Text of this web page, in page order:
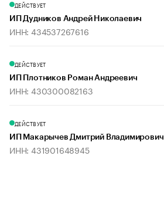
ДЕЙСТВУЕТ
ИП Дудников Андрей Николаевич
ИНН: 434537267616
ДЕЙСТВУЕТ
ИП Плотников Роман Андреевич
ИНН: 430300082163
ДЕЙСТВУЕТ
ИП Макарычев Дмитрий Владимирович
ИНН: 431901648945